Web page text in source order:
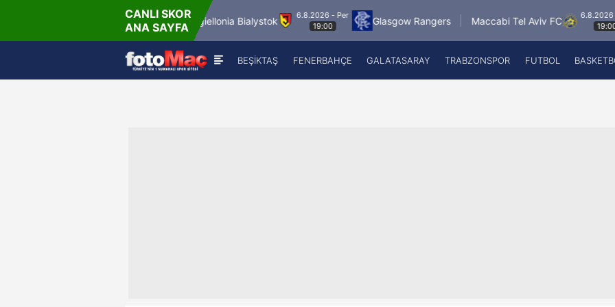
CANLI SKOR
ANA SAYFA
FC Vaduz Jagiellonia Bialystok
6.8.2026 - Per
19:00
Glasgow Rangers Maccabi Tel Aviv FC
6.8.2026 - Per
19:00
BEŞİKTAŞ FENERBAHÇE GALATASARAY TRABZONSPOR FUTBOL